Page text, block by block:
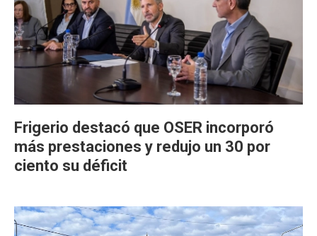
Frigerio destacó que OSER incorporó
más prestaciones y redujo un 30 por
ciento su déficit